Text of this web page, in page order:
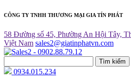
CÔNG TY TNHH THƯƠNG MẠI GIA TÍN PHÁT
58 Đường số 45, Phường An Hội Tây,
Việt Nam sales2@giatinphatvn.com
Tìm kiếm
0934.015.234